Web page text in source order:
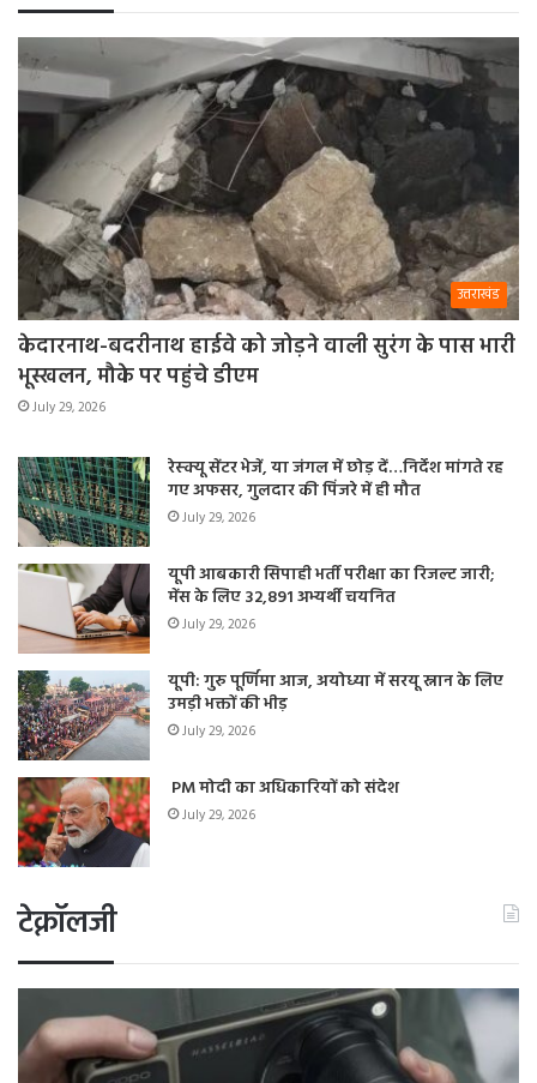
उत्तराखंड
केदारनाथ-बदरीनाथ हाईवे को जोड़ने वाली सुरंग के पास भारी
भूस्खलन, मौके पर पहुंचे डीएम
July 29, 2026
रेस्क्यू सेंटर भेजें, या जंगल में छोड़ दें…निर्देश मांगते रह
गए अफसर, गुलदार की पिंजरे में ही मौत
July 29, 2026
यूपी आबकारी सिपाही भर्ती परीक्षा का रिजल्ट जारी;
मेंस के लिए 32,891 अभ्यर्थी चयनित
July 29, 2026
यूपी: गुरु पूर्णिमा आज, अयोध्या में सरयू स्नान के लिए
उमड़ी भक्तों की भीड़
July 29, 2026
PM मोदी का अधिकारियों को संदेश
July 29, 2026
टेक्नॉलजी